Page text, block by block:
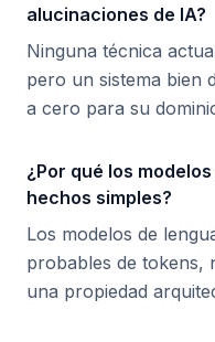
alucinaciones de IA?
Ninguna técnica
pero un sistema bien
a cero para su
¿Por qué los
hechos simples?
Los modelos de
probables de tokens,
una propiedad